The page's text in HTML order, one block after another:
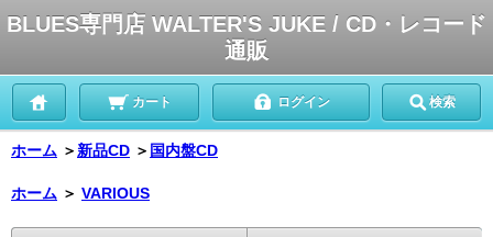
BLUES専門店 WALTER'S JUKE / CD・レコード
通販
カート ログイン 検索
ホーム ＞ 新品CD ＞ 国内盤CD
ホーム ＞ VARIOUS